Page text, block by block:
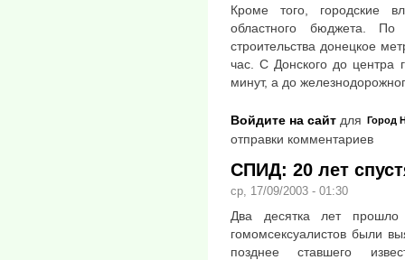
Кроме того, городские
областного бюджета.
строительства донецкое
час. С Донского до центра
минут, а до
Город
Войдите на сайт для
отправки комментариев
СПИД: 20 лет
ср, 17/09/2003 - 01:30
Два десятка лет
гомомсексуалистов были
позднее ставшего